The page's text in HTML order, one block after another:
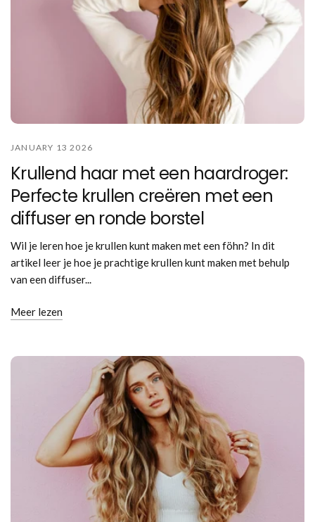
JANUARY 13 2026
Krullend haar met een haardroger:
Perfecte krullen creëren met een
diffuser en ronde borstel
Wil je leren hoe je krullen kunt maken met een föhn? In dit
artikel leer je hoe je prachtige krullen kunt maken met behulp
van een diffuser...
Meer lezen